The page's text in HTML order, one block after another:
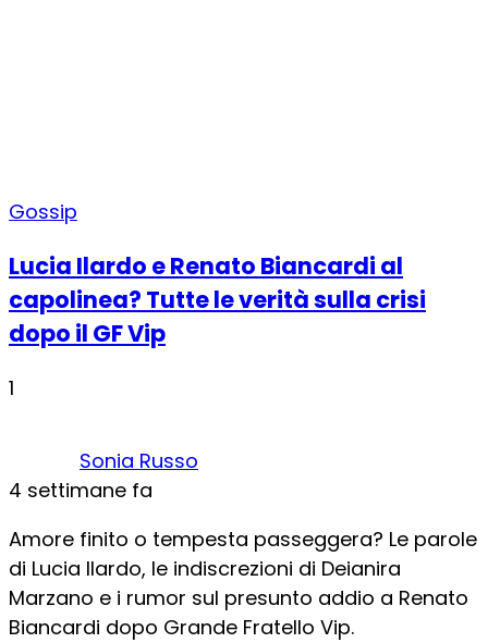
Gossip
Lucia Ilardo e Renato Biancardi al
capolinea? Tutte le verità sulla crisi
dopo il GF Vip
1
Sonia Russo
4 settimane fa
Amore finito o tempesta passeggera? Le parole
di Lucia Ilardo, le indiscrezioni di Deianira
Marzano e i rumor sul presunto addio a Renato
Biancardi dopo Grande Fratello Vip.